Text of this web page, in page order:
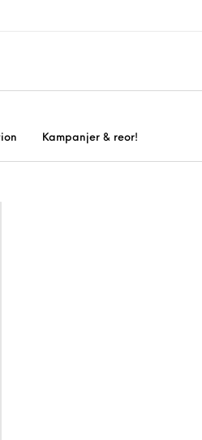
Kampanjer & reor!